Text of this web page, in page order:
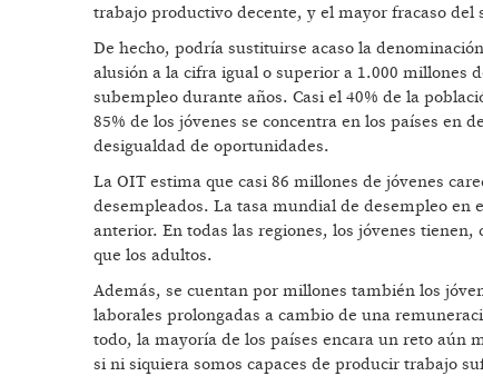
trabajo productivo decente, y el mayor fracaso del
De hecho, podría sustituirse acaso la
alusión a la cifra igual o superior a 1.000 millones
subempleo durante años. Casi el 40% de la
85% de los jóvenes se concentra en los países en
desigualdad de oportunidades.
La OIT estima que casi 86 millones de jóvenes
desempleados. La tasa mundial de desempleo en
anterior. En todas las regiones, los jóvenes
que los adultos.
Además, se cuentan por millones también los
laborales prolongadas a cambio de una
todo, la mayoría de los países encara un reto aún
si ni siquiera somos capaces de producir trabajo